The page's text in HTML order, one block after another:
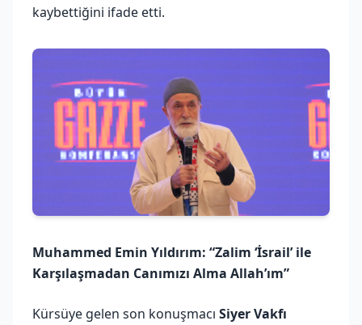
kaybettiğini ifade etti.
Muhammed Emin Yıldırım: “Zalim ‘İsrail’ ile
Karşılaşmadan Canımızı Alma Allah’ım”
Kürsüye gelen son konuşmacı Siyer Vakfı